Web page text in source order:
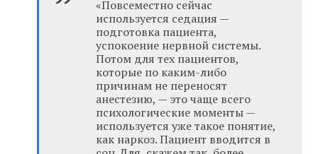
«Повсеместно сейчас
используется седация —
подготовка пациента,
успокоение нервной системы.
Потом для тех пациентов,
которые по каким-либо
причинам не переносят
анестезию, — это чаще всего
психологические моменты —
используется уже такое понятие,
как наркоз. Пациент вводится в